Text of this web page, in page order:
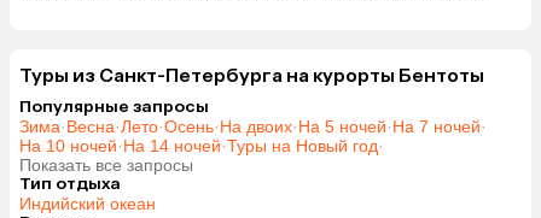
Туры из Санкт-Петербурга на курорты Бентоты
Популярные запросы
Зима·Весна·Лето·Осень·На двоих·На 5 ночей·На 7 ночей·
На 10 ночей·На 14 ночей·Туры на Новый год·
Показать все запросы
Тип отдыха
Индийский океан